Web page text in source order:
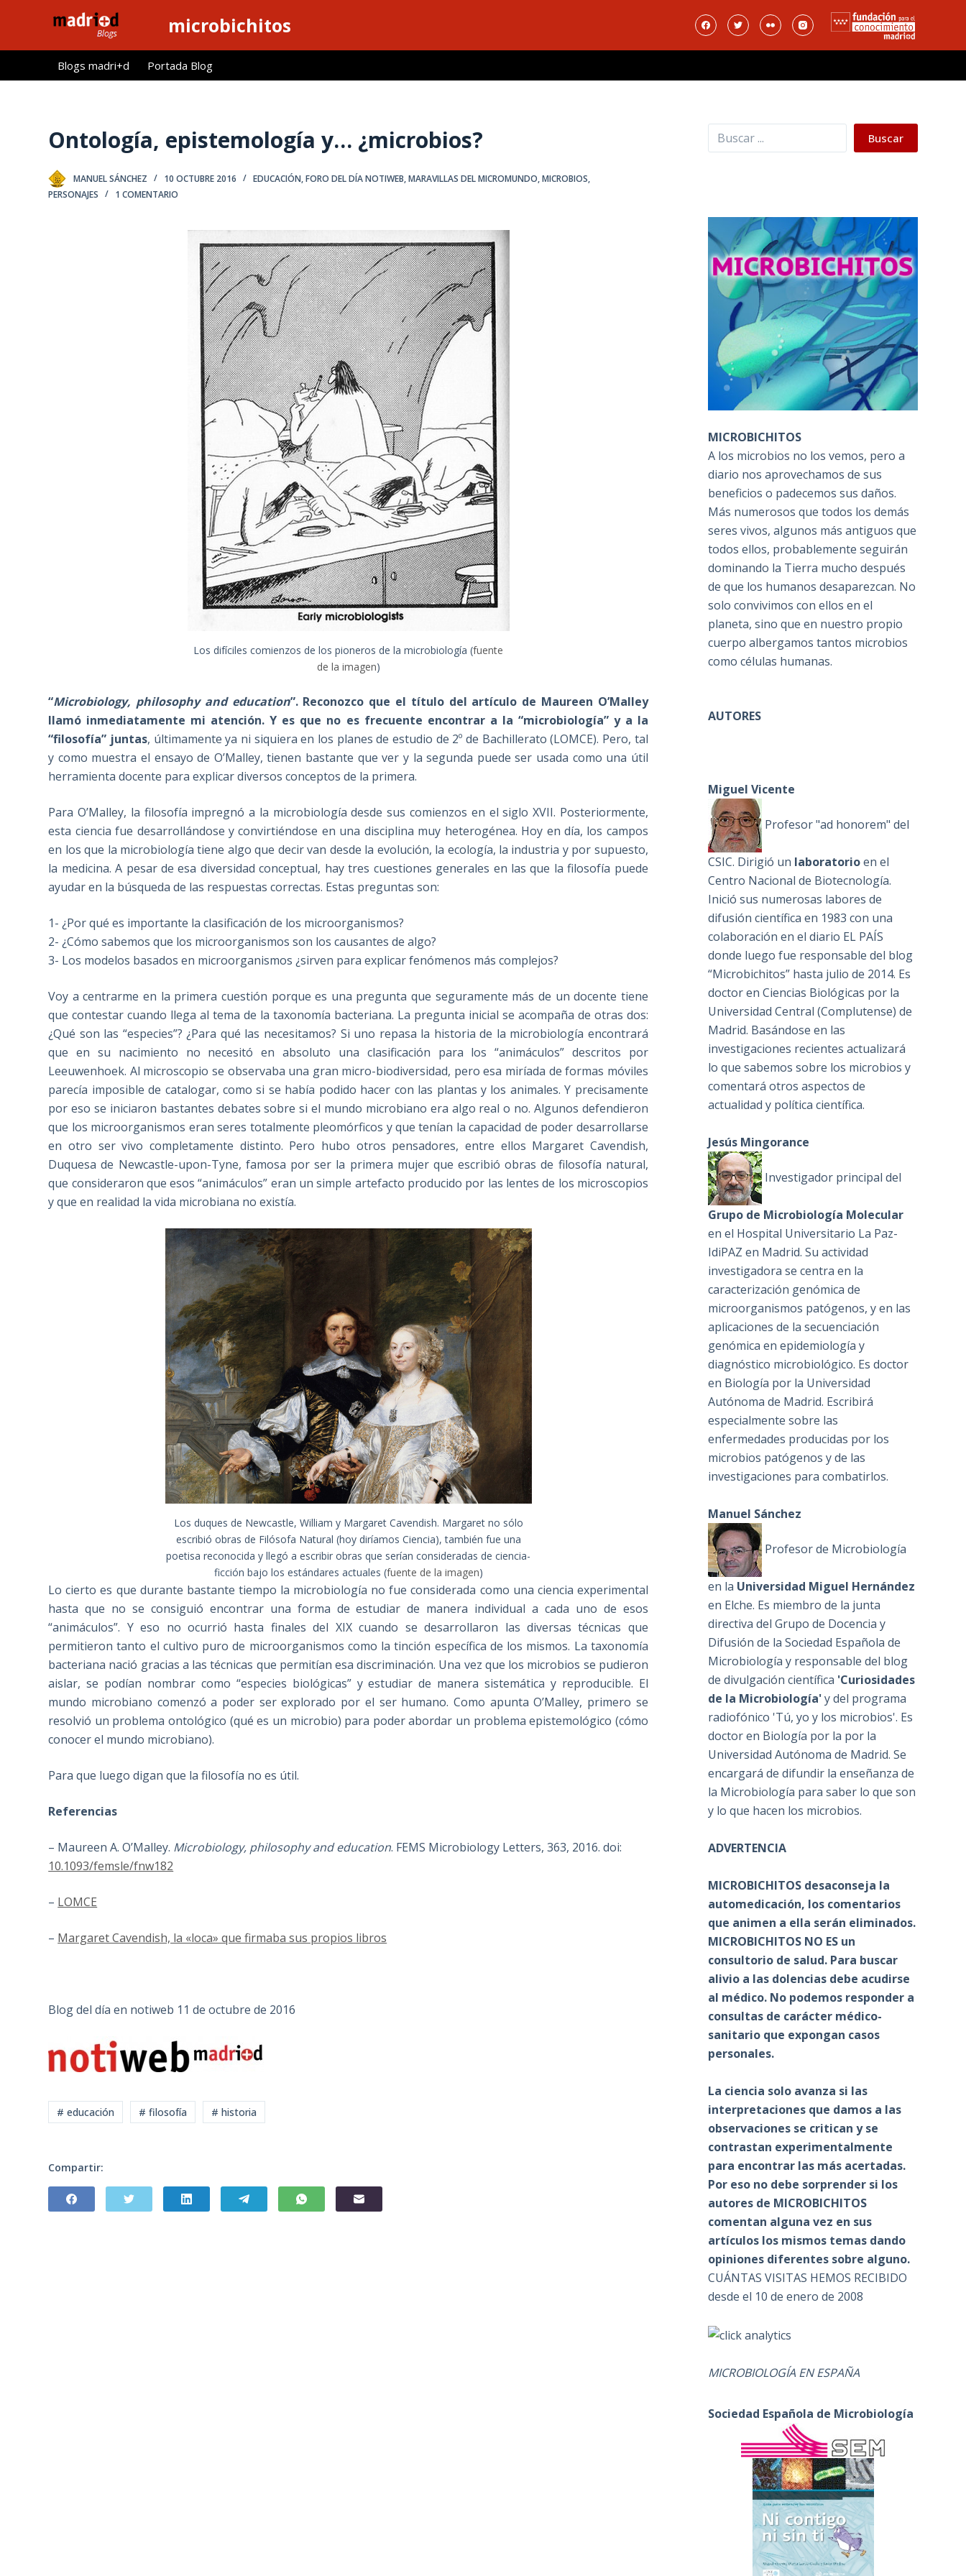
l
microbichitos
Blogs madri+d Portada Blog
Ontología, epistemología y… ¿microbios?
MANUEL SÁNCHEZ 10 OCTUBRE 2016 EDUCACIÓN,FORO DEL DÍA NOTIWEB,MARAVILLAS DEL MICROMUNDO,MICROBIOS,
PERSONAJES
1 COMENTARIO
Los difíciles comienzos de los pioneros de la microbiología (fuente
de la imagen)
“Microbiology, philosophy and education”. Reconozco que el título del artículo de Maureen O’Malley
llamó inmediatamente mi atención. Y es que no es frecuente encontrar a la “microbiología” y a la
“filosofía” juntas, últimamente ya ni siquiera en los planes de estudio de 2º de Bachillerato (LOMCE). Pero, tal
y como muestra el ensayo de O’Malley, tienen bastante que ver y la segunda puede ser usada como una útil
herramienta docente para explicar diversos conceptos de la primera.
Para O’Malley, la filosofía impregnó a la microbiología desde sus comienzos en el siglo XVII. Posteriormente,
esta ciencia fue desarrollándose y convirtiéndose en una disciplina muy heterogénea. Hoy en día, los campos
en los que la microbiología tiene algo que decir van desde la evolución, la ecología, la industria y por supuesto,
la medicina. A pesar de esa diversidad conceptual, hay tres cuestiones generales en las que la filosofía puede
ayudar en la búsqueda de las respuestas correctas. Estas preguntas son:
1- ¿Por qué es importante la clasificación de los microorganismos?
2- ¿Cómo sabemos que los microorganismos son los causantes de algo?
3- Los modelos basados en microorganismos ¿sirven para explicar fenómenos más complejos?
Voy a centrarme en la primera cuestión porque es una pregunta que seguramente más de un docente tiene
que contestar cuando llega al tema de la taxonomía bacteriana. La pregunta inicial se acompaña de otras dos:
¿Qué son las “especies”? ¿Para qué las necesitamos? Si uno repasa la historia de la microbiología encontrará
que en su nacimiento no necesitó en absoluto una clasificación para los “animáculos” descritos por
Leeuwenhoek. Al microscopio se observaba una gran micro-biodiversidad, pero esa miríada de formas móviles
parecía imposible de catalogar, como si se había podido hacer con las plantas y los animales. Y precisamente
por eso se iniciaron bastantes debates sobre si el mundo microbiano era algo real o no. Algunos defendieron
que los microorganismos eran seres totalmente pleomórficos y que tenían la capacidad de poder desarrollarse
en otro ser vivo completamente distinto. Pero hubo otros pensadores, entre ellos Margaret Cavendish,
Duquesa de Newcastle-upon-Tyne, famosa por ser la primera mujer que escribió obras de filosofía natural,
que consideraron que esos “animáculos” eran un simple artefacto producido por las lentes de los microscopios
y que en realidad la vida microbiana no existía.
Los duques de Newcastle, William y Margaret Cavendish. Margaret no sólo
escribió obras de Filósofa Natural (hoy diríamos Ciencia), también fue una
poetisa reconocida y llegó a escribir obras que serían consideradas de ciencia-
ficción bajo los estándares actuales (fuente de la imagen)
Lo cierto es que durante bastante tiempo la microbiología no fue considerada como una ciencia experimental
hasta que no se consiguió encontrar una forma de estudiar de manera individual a cada uno de esos
“animáculos”. Y eso no ocurrió hasta finales del XIX cuando se desarrollaron las diversas técnicas que
permitieron tanto el cultivo puro de microorganismos como la tinción específica de los mismos. La taxonomía
bacteriana nació gracias a las técnicas que permitían esa discriminación. Una vez que los microbios se pudieron
aislar, se podían nombrar como “especies biológicas” y estudiar de manera sistemática y reproducible. El
mundo microbiano comenzó a poder ser explorado por el ser humano. Como apunta O’Malley, primero se
resolvió un problema ontológico (qué es un microbio) para poder abordar un problema epistemológico (cómo
conocer el mundo microbiano).
Para que luego digan que la filosofía no es útil.
Referencias
– Maureen A. O’Malley. Microbiology, philosophy and education. FEMS Microbiology Letters, 363, 2016. doi:
10.1093/femsle/fnw182
– LOMCE
– Margaret Cavendish, la «loca» que firmaba sus propios libros
Blog del día en notiweb 11 de octubre de 2016
# educación # filosofía # historia
Compartir:
Buscar Buscar
MICROBICHITOS
A los microbios no los vemos, pero a
diario nos aprovechamos de sus
beneficios o padecemos sus daños.
Más numerosos que todos los demás
seres vivos, algunos más antiguos que
todos ellos, probablemente seguirán
dominando la Tierra mucho después
de que los humanos desaparezcan. No
solo convivimos con ellos en el
planeta, sino que en nuestro propio
cuerpo albergamos tantos microbios
como células humanas.
AUTORES
Miguel Vicente
Profesor "ad honorem" del
CSIC. Dirigió un laboratorioen el
Centro Nacional de Biotecnología.
Inició sus numerosas labores de
difusión científica en 1983 con una
colaboración en el diario EL PAÍS
donde luego fue responsable del blog
“Microbichitos” hasta julio de 2014. Es
doctor en Ciencias Biológicas por la
Universidad Central (Complutense) de
Madrid. Basándose en las
investigaciones recientes actualizará
lo que sabemos sobre los microbios y
comentará otros aspectos de
actualidad y política científica.
Jesús Mingorance
Investigador principal del
Grupo de Microbiología Molecular
en el Hospital Universitario La Paz-
IdiPAZ en Madrid. Su actividad
investigadora se centra en la
caracterización genómica de
microorganismos patógenos, y en las
aplicaciones de la secuenciación
genómica en epidemiología y
diagnóstico microbiológico. Es doctor
en Biología por la Universidad
Autónoma de Madrid. Escribirá
especialmente sobre las
enfermedades producidas por los
microbios patógenos y de las
investigaciones para combatirlos.
Manuel Sánchez
Profesor de Microbiología
en la Universidad Miguel Hernández
en Elche. Es miembro de la junta
directiva del Grupo de Docencia y
Difusión de la Sociedad Española de
Microbiología y responsable del blog
de divulgación científica 'Curiosidades
de la Microbiología'y del programa
radiofónico 'Tú, yo y los microbios'. Es
doctor en Biología por la por la
Universidad Autónoma de Madrid. Se
encargará de difundir la enseñanza de
la Microbiología para saber lo que son
y lo que hacen los microbios.
ADVERTENCIA
MICROBICHITOS desaconseja la
automedicación, los comentarios
que animen a ella serán eliminados.
MICROBICHITOS NO ES un
consultorio de salud. Para buscar
alivio a las dolencias debe acudirse
al médico. No podemos responder a
consultas de carácter médico-
sanitario que expongan casos
personales.
La ciencia solo avanza si las
interpretaciones que damos a las
observaciones se critican y se
contrastan experimentalmente
para encontrar las más acertadas.
Por eso no debe sorprender si los
autores de MICROBICHITOS
comentan alguna vez en sus
artículos los mismos temas dando
opiniones diferentes sobre alguno.
CUÁNTAS VISITAS HEMOS RECIBIDO
desde el 10 de enero de 2008
MICROBIOLOGÍA EN ESPAÑA
Sociedad Española de Microbiología